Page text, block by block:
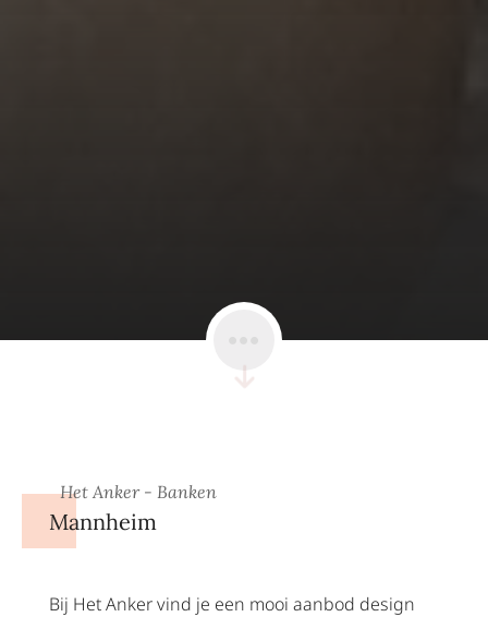
Het Anker - Banken
Mannheim
Bij Het Anker vind je een mooi aanbod design